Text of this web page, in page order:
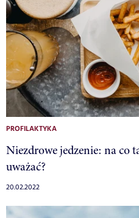
PROFILAKTYKA
Niezdrowe jedzenie: na co
uważać?
20.02.2022